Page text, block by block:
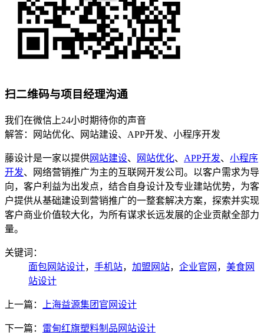
扫二维码与项目经理沟通
我们在微信上24小时期待你的声音
解答：网站优化、网站建设、APP开发、小程序开发
藤设计是一家以提供网站建设、 网站优化、 APP开发、 小程序
开发、网络营销推广为主的互联网开发公司。以客户需求为导
向，客户利益为出发点，结合自身设计及专业建站优势，为客
户提供从基础建设到营销推广的一整套解决方案，探索并实现
客户商业价值较大化，为所有谋求长远发展的企业贡献全部力
量。
关键词：
面包网站设计， 手机站， 加盟网站， 企业官网 ， 美食网
站设计
上一篇： 上海益源集团官网设计
下一篇： 雷甸红旗塑料制品网站设计